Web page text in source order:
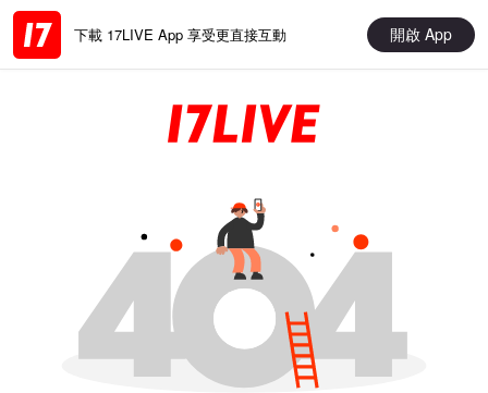
下載 17LIVE App 享受更直接互動 開啟 App